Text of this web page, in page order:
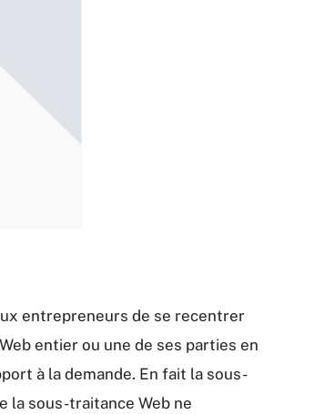
entrepreneurs de se recentrer
entier ou une de ses parties en
à la demande. En fait la sous-
la sous-traitance Web ne